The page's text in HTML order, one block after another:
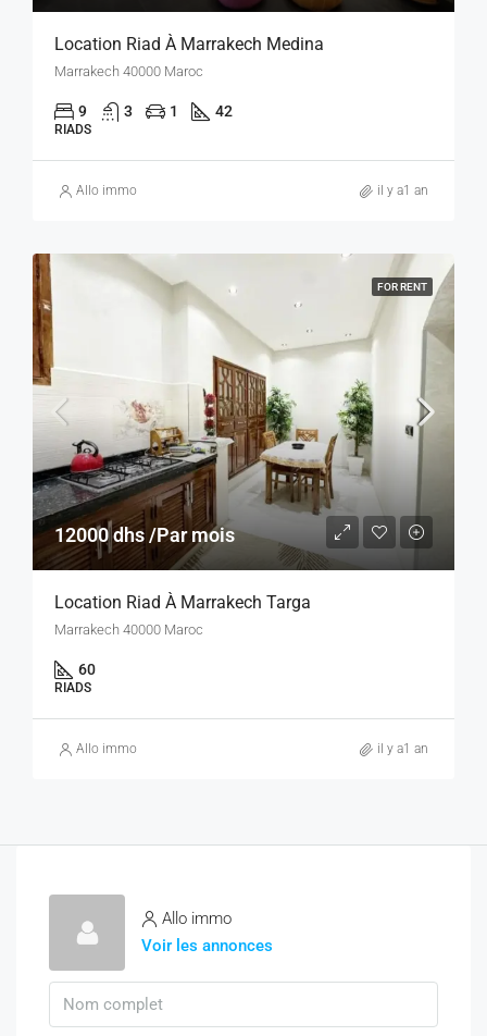
Location Riad À Marrakech Medina
Marrakech 40000 Maroc
9 3 1 42
RIADS
Allo immo il y a1 an
FOR RENT
12000 dhs /Par mois
Location Riad À Marrakech Targa
Marrakech 40000 Maroc
60
RIADS
Allo immo il y a1 an
Allo immo
Voir les annonces